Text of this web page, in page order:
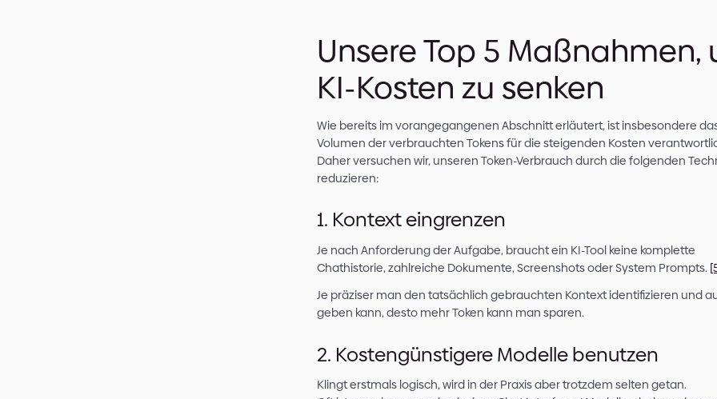
verbraucht.
Und genau diese Tokens liegen den
Menge an verbrauchten Tokens pro Anfrage
Die Community beschriebt dieses Phänomen
Schuld sind mehrere Faktoren. Zum einen die
Workflows. Ein KI-System macht längst nicht
Anfragen heute werden vom System erst
Dokument gedraftet, welches dann nochmal
Parameter geprüft und basierend auf
Token-schwere Arbeit werden.
Zum anderen sorgt der geplante Börsengang